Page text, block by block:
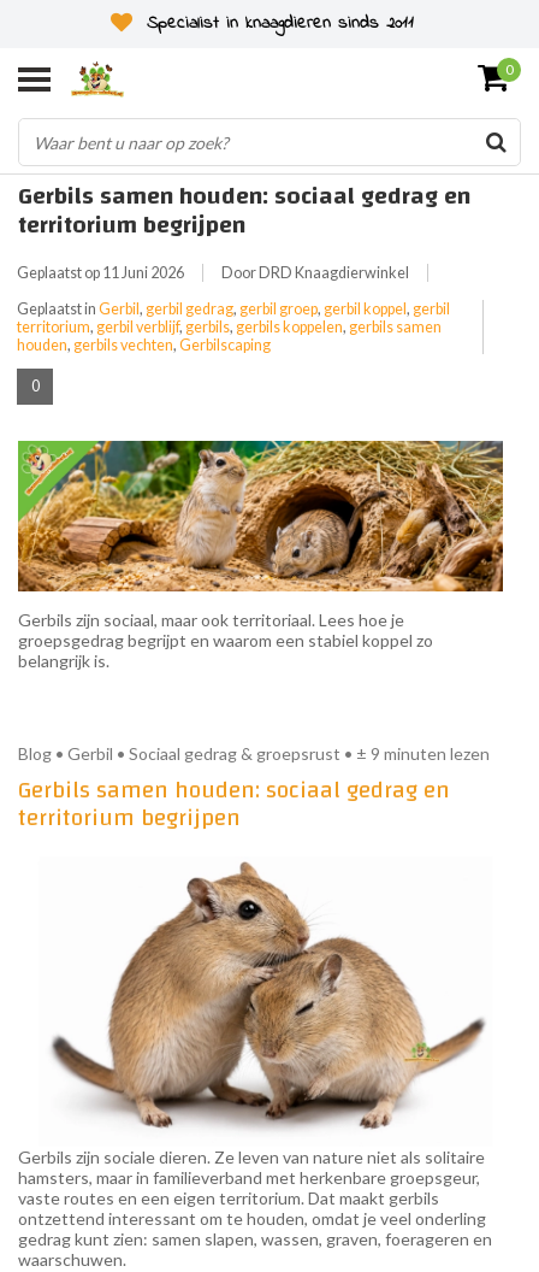
Specialist in knaagdieren sinds 2011
0
Gerbils samen houden: sociaal gedrag en
territorium begrijpen
Geplaatst op 11 Juni 2026
Door DRD Knaagdierwinkel
Geplaatst in Gerbil , gerbil gedrag, gerbil groep, gerbil koppel , gerbil
territorium, gerbil verblijf, gerbils, gerbils koppelen, gerbils samen
houden, gerbils vechten, Gerbilscaping
0
Gerbils zijn sociaal, maar ook territoriaal. Lees hoe je
groepsgedrag begrijpt en waarom een stabiel koppel zo
belangrijk is.
Blog • Gerbil • Sociaal gedrag & groepsrust • ± 9 minuten lezen
Gerbils samen houden: sociaal gedrag en
territorium begrijpen
Gerbils zijn sociale dieren. Ze leven van nature niet als solitaire
hamsters, maar in familieverband met herkenbare groepsgeur,
vaste routes en een eigen territorium. Dat maakt gerbils
ontzettend interessant om te houden, omdat je veel onderling
gedrag kunt zien: samen slapen, wassen, graven, foerageren en
waarschuwen.